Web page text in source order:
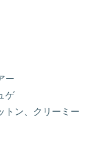
ー
ゲ
トン、クリーミー